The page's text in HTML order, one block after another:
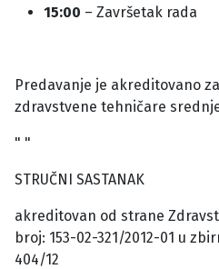
15:00 – Završetak rada
Predavanje je akreditovano
zdravstvene tehničare
" "
STRUČNI SASTANAK
akreditovan od strane
broj: 153-02-321/2012-01 u
404/12